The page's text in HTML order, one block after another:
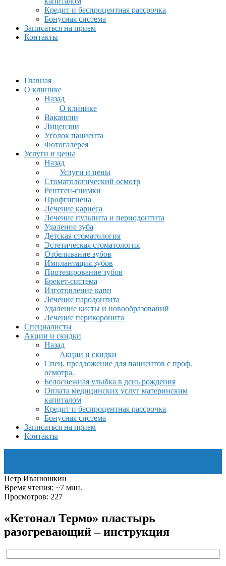
Кредит и беспроцентная рассрочка
Бонусная система
Записаться на прием
Контакты
Главная
О клинике
Назад
О клинике
Вакансии
Лицензии
Уголок пациента
Фотогалерея
Услуги и цены
Назад
Услуги и цены
Стоматологический осмотр
Рентген-снимки
Профгигиена
Лечение кариеса
Лечение пульпита и периодонтита
Удаление зуба
Детская стоматология
Эстетическая стоматология
Отбеливание зубов
Имплантация зубов
Протезирование зубов
Брекет-система
Изготовление капп
Лечение пародонтита
Удаление кисты и новообразований
Лечение перикоронита
Специалисты
Акции и скидки
Назад
Акции и скидки
Спец. предложение для пациентов с проф.
осмотра.
Белоснежная улыбка в день рождения
Оплата медицинских услуг материнским
капиталом
Кредит и беспроцентная рассрочка
Бонусная система
Записаться на прием
Контакты
Петр Иванюшкин
Время чтения: ~7 мин.
Просмотров: 227
«Кетонал Термо» пластырь
разогревающий – инструкция